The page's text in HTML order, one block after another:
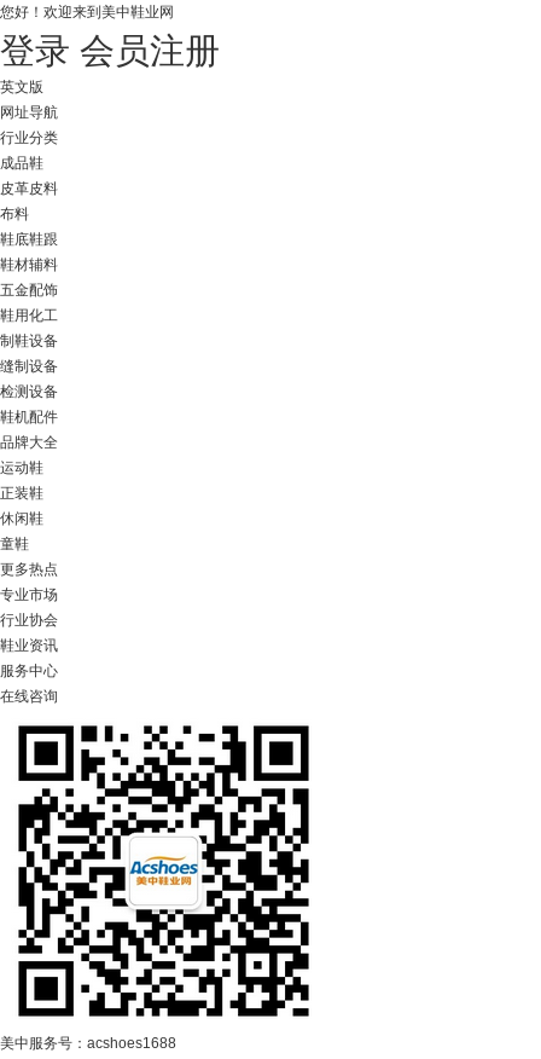
您好！ 欢迎来到美中鞋业网
登录 会员注册
英文版
网址导航
行业分类
成品鞋
皮革皮料
布料
鞋底鞋跟
鞋材辅料
五金配饰
鞋用化工
制鞋设备
缝制设备
检测设备
鞋机配件
品牌大全
运动鞋
正装鞋
休闲鞋
童鞋
更多热点
专业市场
行业协会
鞋业资讯
服务中心
在线咨询
美中服务号：acshoes1688